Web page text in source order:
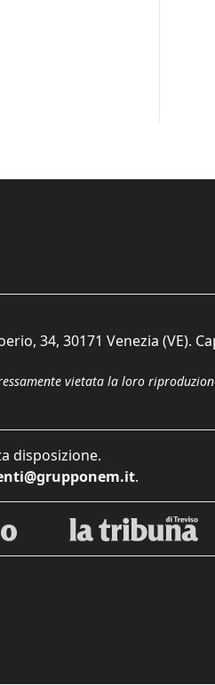
34, 30171 Venezia (VE).
vietata la loro
disposizione.
.